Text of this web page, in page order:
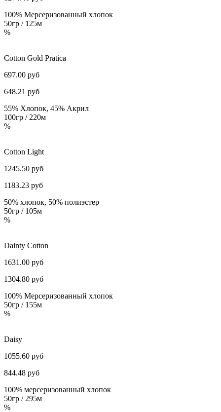
100% Мерсеризованный хлопок
50гр / 125м
%
Cotton Gold Pratica
697.00 руб
648.21 руб
55% Хлопок, 45% Акрил
100гр / 220м
%
Cotton Light
1245.50 руб
1183.23 руб
50% хлопок, 50% полиэстер
50гр / 105м
%
Dainty Cotton
1631.00 руб
1304.80 руб
100% Мерсеризованный хлопок
50гр / 155м
%
Daisy
1055.60 руб
844.48 руб
100% мерсеризованный хлопок
50гр / 295м
%